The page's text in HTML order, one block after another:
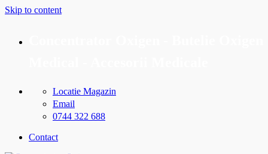
Skip to content
Locatie Magazin
Email
0744 322 688
Contact